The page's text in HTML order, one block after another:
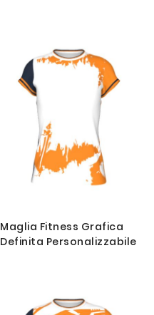
Maglia Fitness Grafica
Definita Personalizzabile